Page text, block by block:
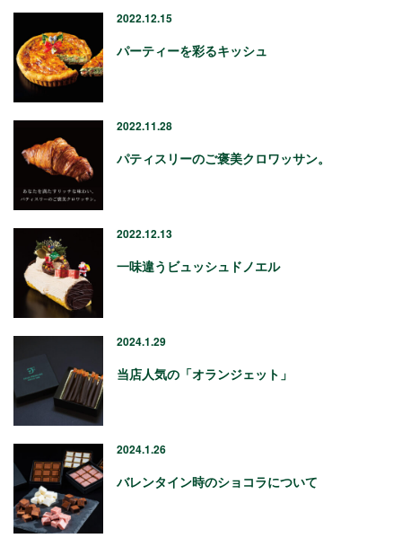
2022.12.15
パーティーを彩るキッシュ
2022.11.28
パティスリーのご褒美クロワッサン。
2022.12.13
一味違うビュッシュドノエル
2024.1.29
当店人気の「オランジェット」
2024.1.26
バレンタイン時のショコラについて